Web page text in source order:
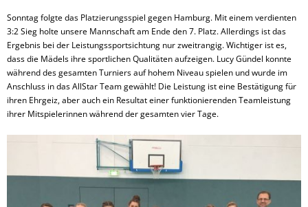
Sonntag folgte das Platzierungsspiel gegen Hamburg. Mit einem verdienten
3:2 Sieg holte unsere Mannschaft am Ende den 7. Platz. Allerdings ist das
Ergebnis bei der Leistungssportsichtung nur zweitrangig. Wichtiger ist es,
dass die Mädels ihre sportlichen Qualitäten aufzeigen. Lucy Gündel konnte
während des gesamten Turniers auf hohem Niveau spielen und wurde im
Anschluss in das AllStar Team gewählt! Die Leistung ist eine Bestätigung für
ihren Ehrgeiz, aber auch ein Resultat einer funktionierenden Teamleistung
ihrer Mitspielerinnen während der gesamten vier Tage.